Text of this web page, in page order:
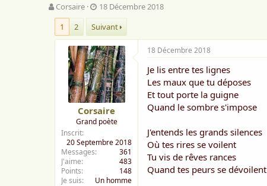
A
u
e
Corsaire
D
t
e
d
e
d
é
b
u
t
18 Décembre 2018
1
2 Suivant
Corsaire
Grand poète
Inscrit
20 Septembre 2018
Messages
361
J'aime
483
Points
148
Je suis
Un homme
18 Décembre 2018
Je lis entre tes lignes
Les maux que tu déposes
Et tout porte la guigne
Quand le sombre s'impose
J'entends les grands silences
Où tes rires se voilent
Tu vis de rêves rances
Quand tes peurs se dévoilent